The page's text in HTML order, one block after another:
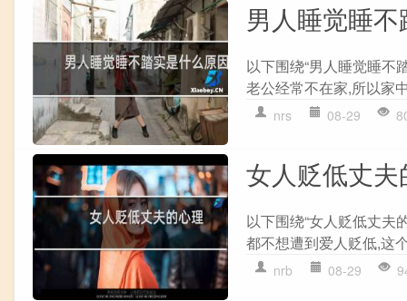
男人睡觉睡
以下围绕“男人睡觉睡不
老公经常不在家,所以家
nrs 08-29
女人贬低丈
以下围绕“女人贬低丈夫
都不想遭到爱人贬低,这
nrb 08-29